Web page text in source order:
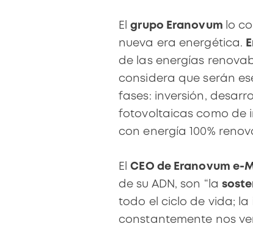
Elgrupo Eranovum
lo
nueva era energética.
de las energías
considera que serán
fases: inversión,
fotovoltaicas como de
con energía 100%
ElCEO de Eranovum e-
de su ADN, son “la
todo el ciclo de vida; la
constantemente nos